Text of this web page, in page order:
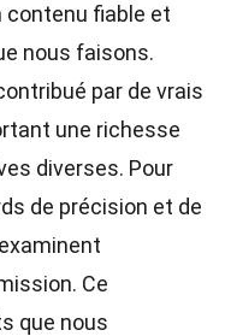
contenu fiable et
nous faisons.
par de vrais
une richesse
diverses. Pour
de précision et de
Ce
que nous